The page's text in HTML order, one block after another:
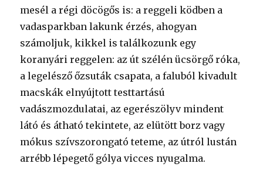
mesél a régi döcögős is: a reggeli ködben a
vadasparkban lakunk érzés, ahogyan
számoljuk, kikkel is találkozunk egy
koranyári reggelen: az út szélén ücsörgő róka,
a legelésző őzsuták csapata, a faluból kivadult
macskák elnyújtott testtartású
vadászmozdulatai, az egerészölyv mindent
látó és átható tekintete, az elütött borz vagy
mókus szívszorongató teteme, az útról lustán
arrébb lépegető gólya vicces nyugalma.